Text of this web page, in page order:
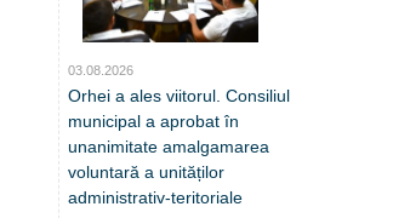
03.08.2026
Orhei a ales viitorul. Consiliul
municipal a aprobat în
unanimitate amalgamarea
voluntară a unităților
administrativ-teritoriale